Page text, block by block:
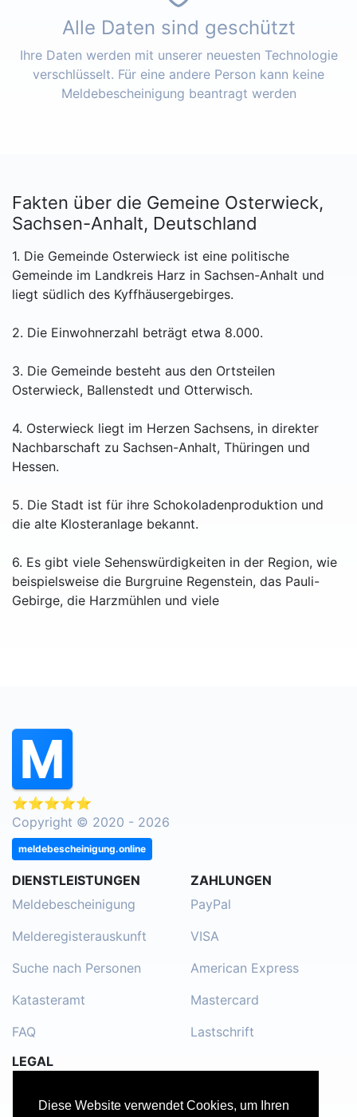
Diese Website verwendet Cookies, um Ihren
Alle Daten sind geschützt
Ihre Daten werden mit unserer neuesten Technologie
verschlüsselt. Für eine andere Person kann keine
Meldebescheinigung beantragt werden
Fakten über die Gemeine Osterwieck,
Sachsen-Anhalt, Deutschland
1. Die Gemeinde Osterwieck ist eine politische
Gemeinde im Landkreis Harz in Sachsen-Anhalt und
liegt südlich des Kyffhäusergebirges.
2. Die Einwohnerzahl beträgt etwa 8.000.
3. Die Gemeinde besteht aus den Ortsteilen
Osterwieck, Ballenstedt und Otterwisch.
4. Osterwieck liegt im Herzen Sachsens, in direkter
Nachbarschaft zu Sachsen-Anhalt, Thüringen und
Hessen.
5. Die Stadt ist für ihre Schokoladenproduktion und
die alte Klosteranlage bekannt.
6. Es gibt viele Sehenswürdigkeiten in der Region, wie
beispielsweise die Burgruine Regenstein, das Pauli-
Gebirge, die Harzmühlen und viele
⭐⭐⭐⭐⭐
Copyright © 2020 - 2026
meldebescheinigung.online
DIENSTLEISTUNGEN
Meldebescheinigung
Melderegisterauskunft
Suche nach Personen
Katasteramt
FAQ
ZAHLUNGEN
PayPal
VISA
American Express
Mastercard
Lastschrift
LEGAL